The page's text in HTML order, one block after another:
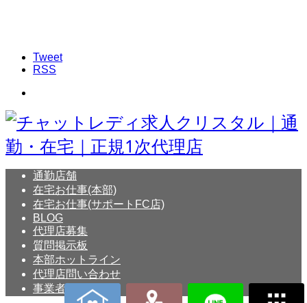
Tweet
RSS
通勤店舗
在宅お仕事(本部)
在宅お仕事(サポートFC店)
BLOG
代理店募集
質問掲示板
本部ホットライン
代理店問い合わせ
事業者概要